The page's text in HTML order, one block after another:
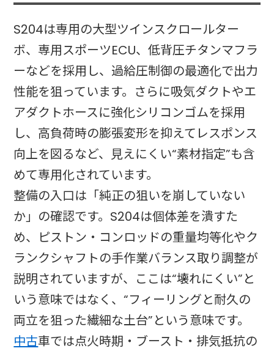
S204は専用の大型ツインスクロールター
ボ、専用スポーツECU、低背圧チタンマフラ
ーなどを採用し、過給圧制御の最適化で出力
性能を狙っています。さらに吸気ダクトやエ
アダクトホースに強化シリコンゴムを採用
し、高負荷時の膨張変形を抑えてレスポンス
向上を図るなど、見えにくい“素材指定”も含
めて専用化されています。
整備の入口は「純正の狙いを崩していない
か」の確認です。S204は個体差を潰すた
め、ピストン・コンロッドの重量均等化やク
ランクシャフトの手作業バランス取り調整が
説明されていますが、ここは“壊れにくい”と
いう意味ではなく、“フィーリングと耐久の
両立を狙った繊細な土台”という意味です。
中古車では点火時期・ブースト・排気抵抗の